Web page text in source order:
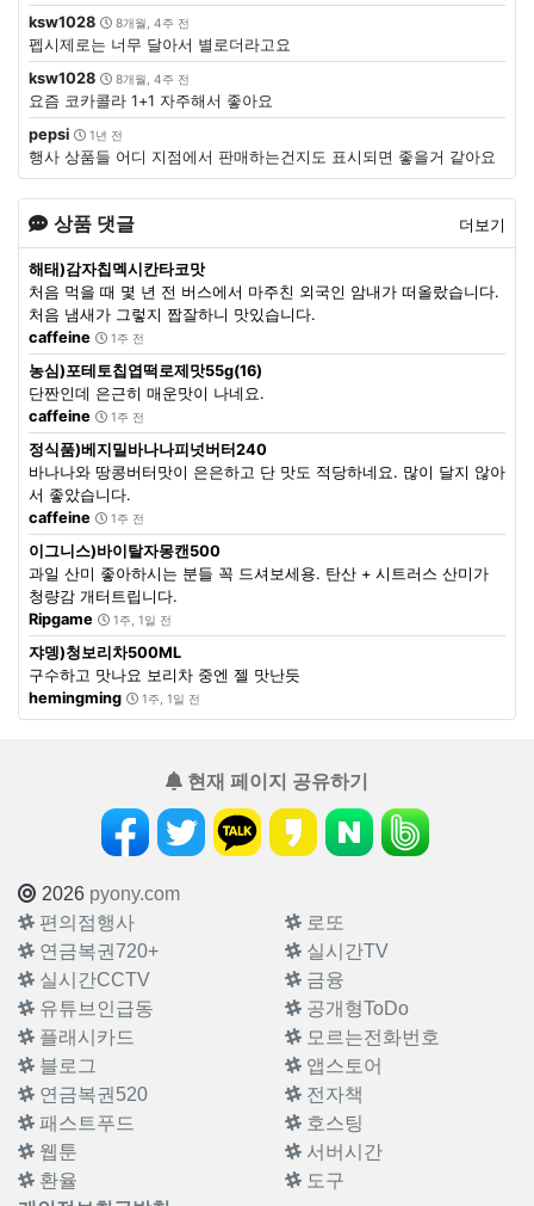
ksw1028
8개월, 4주 전
펩시제로는 너무 달아서 별로더라고요
ksw1028
8개월, 4주 전
요즘 코카콜라 1+1 자주해서 좋아요
pepsi
1년 전
행사 상품들 어디 지점에서 판매하는건지도 표시되면 좋을거 같아요
상품 댓글 더보기
해태)감자칩멕시칸타코맛
처음 먹을 때 몇 년 전 버스에서 마주친 외국인 암내가 떠올랐습니다.
처음 냄새가 그렇지 짭잘하니 맛있습니다.
caffeine
1주 전
농심)포테토칩엽떡로제맛55g(16)
단짠인데 은근히 매운맛이 나네요.
caffeine
1주 전
정식품)베지밀바나나피넛버터240
바나나와 땅콩버터맛이 은은하고 단 맛도 적당하네요. 많이 달지 않아
서 좋았습니다.
caffeine
1주 전
이그니스)바이탈자몽캔500
과일 산미 좋아하시는 분들 꼭 드셔보세용. 탄산 + 시트러스 산미가
청량감 개터트립니다.
Ripgame
1주, 1일 전
쟈뎅)청보리차500ML
구수하고 맛나요 보리차 중엔 젤 맛난듯
hemingming
1주, 1일 전
현재 페이지 공유하기
2026 pyony.com
편의점행사
로또
연금복권720+
실시간TV
실시간CCTV
금융
유튜브인급동
공개형ToDo
플래시카드
모르는전화번호
블로그
앱스토어
연금복권520
전자책
패스트푸드
호스팅
웹툰
서버시간
환율
도구